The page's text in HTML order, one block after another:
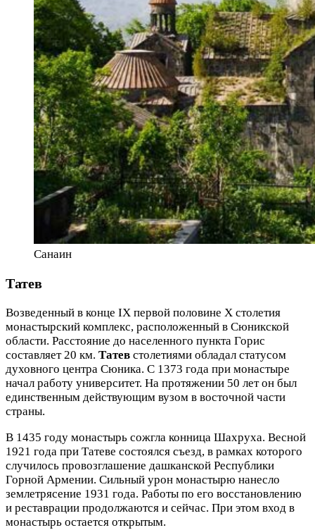
Санаин
Татев
Возведенный в конце IX первой половине X столетия
монастырский комплекс, расположенный в Сюникской
области. Расстояние до населенного пункта Горис
составляет 20 км. Татев столетиями обладал статусом
духовного центра Сюника. С 1373 года при монастыре
начал работу университет. На протяжении 50 лет он был
единственным действующим вузом в восточной части
страны.
В 1435 году монастырь сожгла конница Шахруха. Весной
1921 года при Татеве состоялся съезд, в рамках которого
случилось провозглашение дашканской Республики
Горной Армении. Сильный урон монастырю нанесло
землетрясение 1931 года. Работы по его восстановлению
и реставрации продолжаются и сейчас. При этом вход в
монастырь остается открытым.